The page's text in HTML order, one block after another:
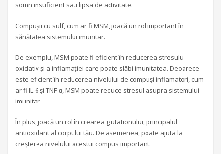
somn insuficient sau lipsa de activitate.
Compușii cu sulf, cum ar fi MSM, joacă un rol important în
sănătatea sistemului imunitar.
De exemplu, MSM poate fi eficient în reducerea stresului
oxidativ și a inflamației care poate slăbi imunitatea. Deoarece
este eficient în reducerea nivelului de compuși inflamatori, cum
ar fi IL-6 și TNF-ɑ, MSM poate reduce stresul asupra sistemului
imunitar.
În plus, joacă un rol în crearea glutationului, principalul
antioxidant al corpului tău. De asemenea, poate ajuta la
creșterea nivelului acestui compus important.